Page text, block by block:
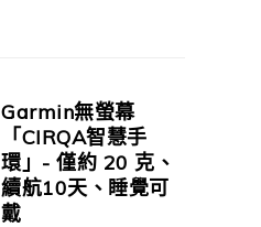
Garmin無螢幕
「CIRQA智慧手
環」- 僅約 20 克、
續航10天、睡覺可
戴